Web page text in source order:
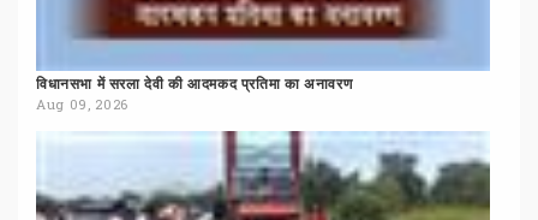
विधानसभा में सरला देवी की आदमकद प्रतिमा का अनावरण
Aug 09, 2026